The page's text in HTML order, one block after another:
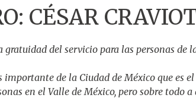
CÉSAR
del servicio para las personas de
de la Ciudad de México que es
en el Valle de México, pero sobre todo